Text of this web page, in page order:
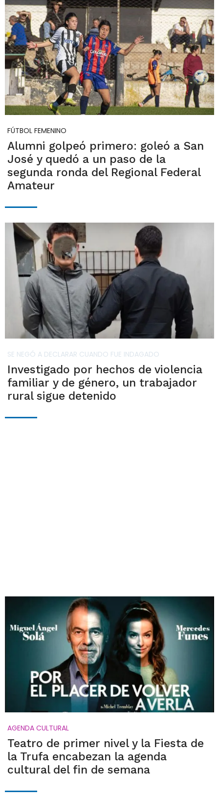
FÚTBOL FEMENINO
Alumni golpeó primero: goleó a San
José y quedó a un paso de la
segunda ronda del Regional Federal
Amateur
SE NEGÓ A DECLARAR CUANDO FUE INDAGADO
Investigado por hechos de violencia
familiar y de género, un trabajador
rural sigue detenido
AGENDA CULTURAL
Teatro de primer nivel y la Fiesta de
la Trufa encabezan la agenda
cultural del fin de semana